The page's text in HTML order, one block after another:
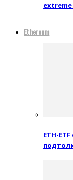
Ethereum
ETH-